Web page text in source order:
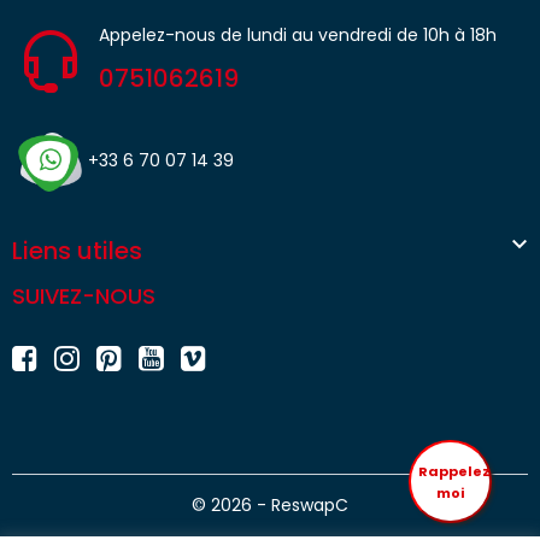
Appelez-nous de lundi au vendredi de 10h à 18h
0751062619
+33 6 70 07 14 39
Liens utiles 
SUIVEZ-NOUS
© 2026 - ReswapC
Rappelez
moi